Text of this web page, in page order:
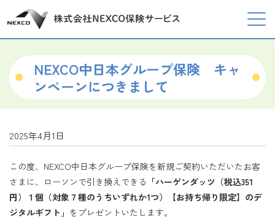
NEXCO中日本グループ保険 キャ
ンペーンにつきまして
2025年4月1日
この度、NEXCO中日本グループ保険を新規ご契約いただいたお客
さまに、ローソンで引き換えできる 「ハーゲンダッツ（税込351
円）１個（対象７種のうちいずれか1つ）【お持ち帰り限定】のデ
ジタルギフト」 をプレゼントいたします。